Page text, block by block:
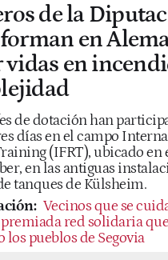
de la
forman en
vidas en
de dotación han
días en el campo
(IFRT), ubicado
en las antiguas
tanques de Külsheim.
Vecinos que se
premiada red solidaria
pueblos de Segovia